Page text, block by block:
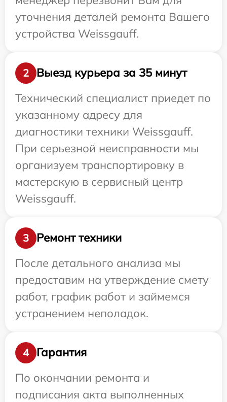
уточнения деталей ремонта Вашего
устройства Weissgauff.
2
Выезд курьера за 35 минут
Технический специалист приедет по
указанному адресу для
диагностики техники Weissgauff.
При серьезной неисправности мы
организуем транспортировку в
мастерскую в сервисный центр
Weissgauff.
3
Ремонт техники
После детального анализа мы
предоставим на утверждение смету
работ, график работ и займемся
устранением неполадок.
4
Гарантия
По окончании ремонта и
подписания акта выполненных